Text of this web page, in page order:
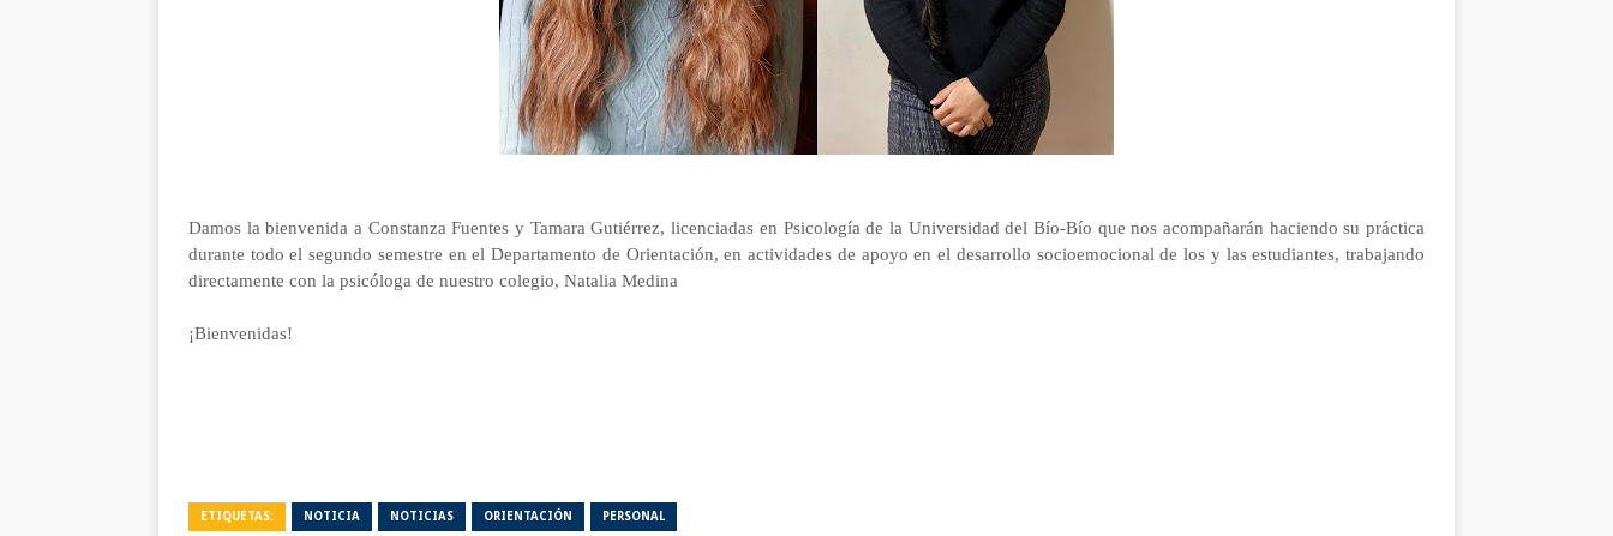
Damos la bienvenida a Constanza Fuentes y Tamara Gutiérrez, licenciadas en Psicología de la Universidad del Bío-Bío que nos acompañarán haciendo su práctica
durante todo el segundo semestre en el Departamento de Orientación, en actividades de apoyo en el desarrollo socioemocional de los y las estudiantes, trabajando
directamente con la psicóloga de nuestro colegio, Natalia Medina
¡Bienvenidas!
ETIQUETAS: NOTICIA NOTICIAS ORIENTACIÓN PERSONAL